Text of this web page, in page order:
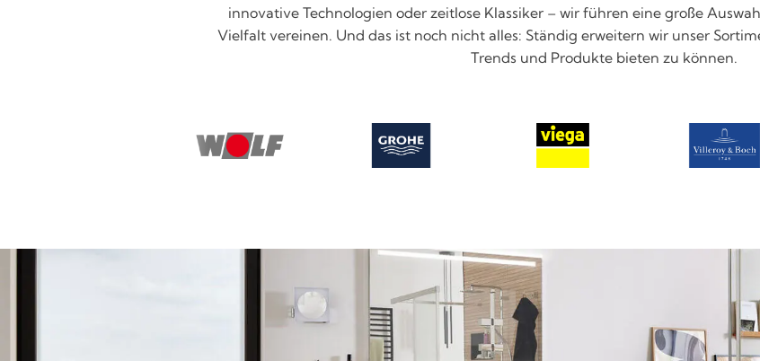
innovative Technologien oder zeitlose Klassiker – wir führen eine große
Vielfalt vereinen. Und das ist noch nicht alles: Ständig erweitern wir unser
Trends und Produkte bieten zu können.